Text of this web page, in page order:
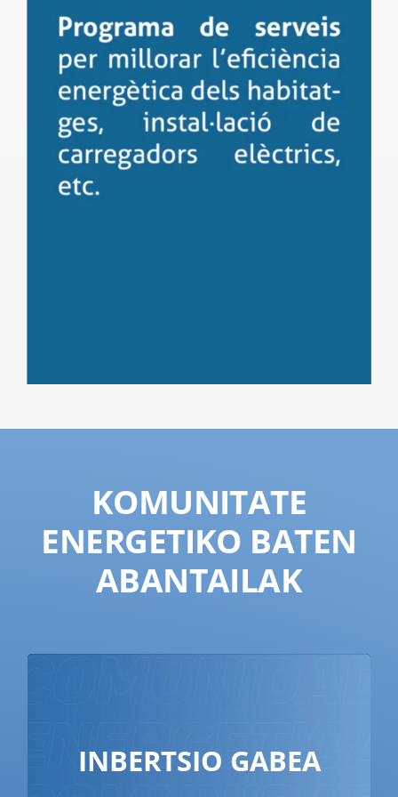
KOMUNITATE
ENERGETIKO BATEN
ABANTAILAK
INBERTSIO GABEA
inbertsioarekin
. A
Lidera Energían zugan
inbertitzen dugu